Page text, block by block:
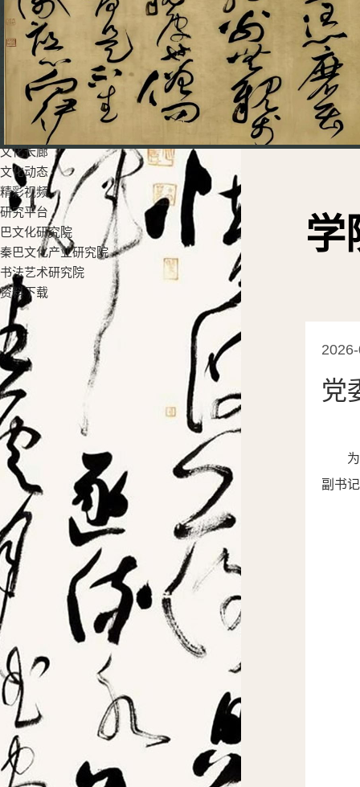
师资队伍
党群工作
党建工作
工会活动
教学科研
学生工作
招生就业
文化长廊
文化动态
精彩视频
研究平台
巴文化研究院
秦巴文化产业研究院
书法艺术研究院
资料下载
学
党
副书记